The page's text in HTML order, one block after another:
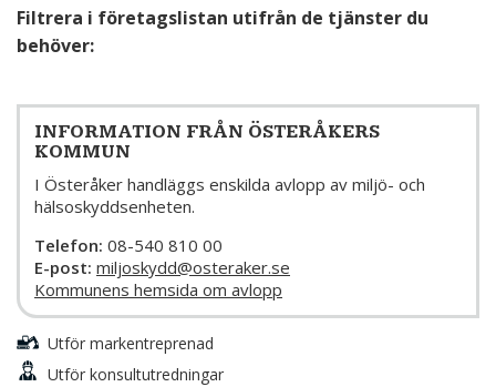
Filtrera i företagslistan utifrån de tjänster du
behöver:
INFORMATION FRÅN ÖSTERÅKERS
KOMMUN
I Österåker handläggs enskilda avlopp av miljö- och
hälsoskyddsenheten.
Telefon: 08-540 810 00
E-post: miljoskydd@osteraker.se
Kommunens hemsida om avlopp
Utför markentreprenad
Utför konsultutredningar